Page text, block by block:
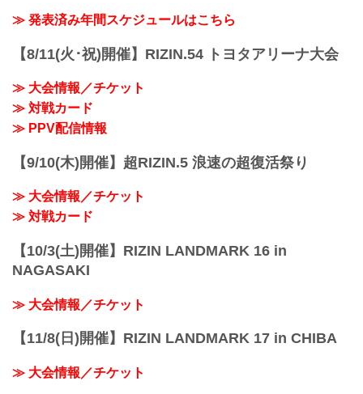
景、質疑応答の様子を是非ライブ配信
で...
（日）へ延期となりました。（ご購入の
チケットは延期日程にそのままご利用に
開催日延期に伴うチケットの払戻しに関
≫ 発表済み年間スケジュールはこちら
【8/11(火･祝)開催】RIZIN.54 トヨタアリーナ大会
≫ 大会情報／チケット
≫ 対戦カード
≫ PPV配信情報
【9/10(木)開催】超RIZIN.5 浪速の超復活祭り
≫ 大会情報／チケット
≫ 対戦カード
【10/3(土)開催】RIZIN LANDMARK 16 in
NAGASAKI
≫ 大会情報／チケット
【11/8(日)開催】RIZIN LANDMARK 17 in CHIBA
≫ 大会情報／チケット